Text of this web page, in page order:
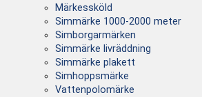
Märkessköld
Simmärke 1000-2000 meter
Simborgarmärken
Simmärke livräddning
Simmärke plakett
Simhoppsmärke
Vattenpolomärke